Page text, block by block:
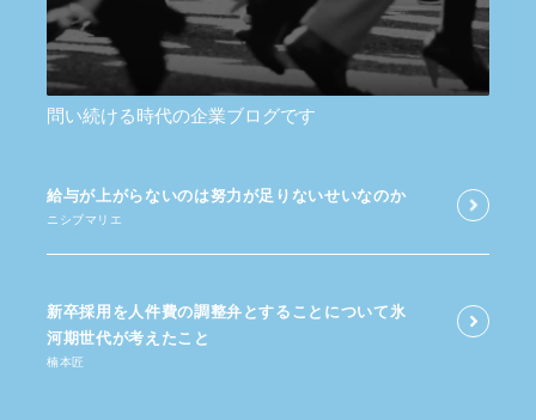
問い続ける時代の企業ブログです
給与が​上がらないのは​努力が​足りないせいなのか
ニシブマリエ
新卒採用を​人件費の​調整弁と​する​ことに​ついて​氷
河期世代が​考えた​こと
楠本匠